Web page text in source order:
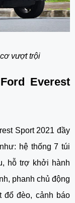
vượt trội
Everest
Sport 2021 đầy
hệ thống 7 túi
hỗ trợ khởi hành
phanh chủ động
đổ đèo, cảnh báo